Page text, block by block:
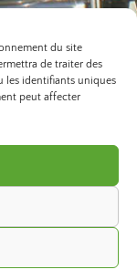
du site
de traiter des
les identifiants uniques
peut affecter
réservé.